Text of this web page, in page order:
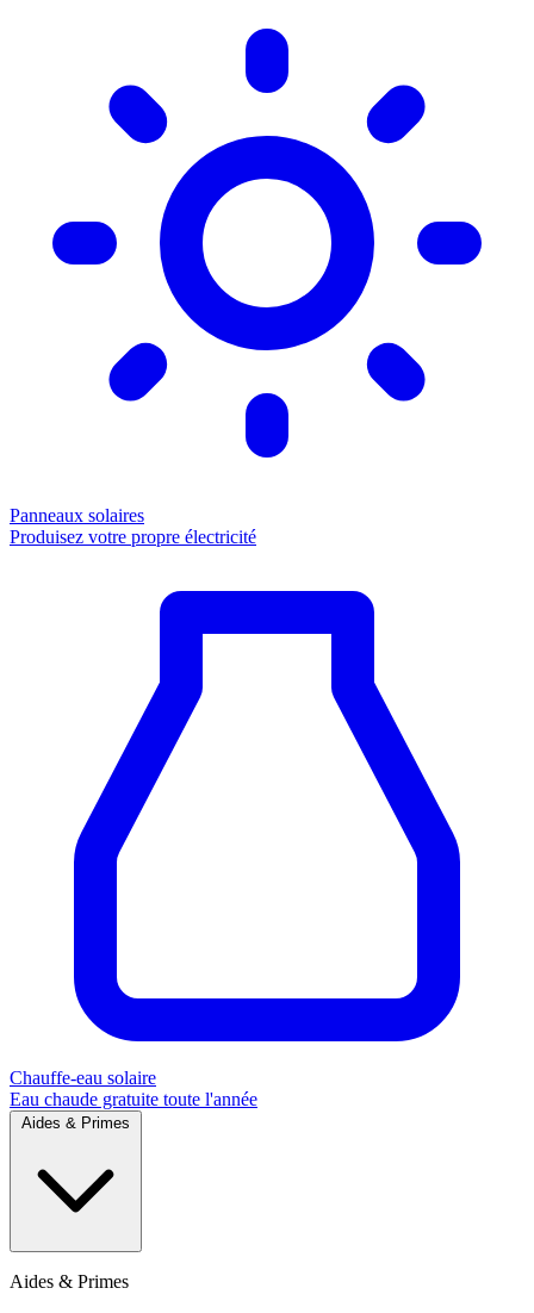
Panneaux solaires
Produisez votre propre électricité
Chauffe-eau solaire
Eau chaude gratuite toute l'année
Aides & Primes